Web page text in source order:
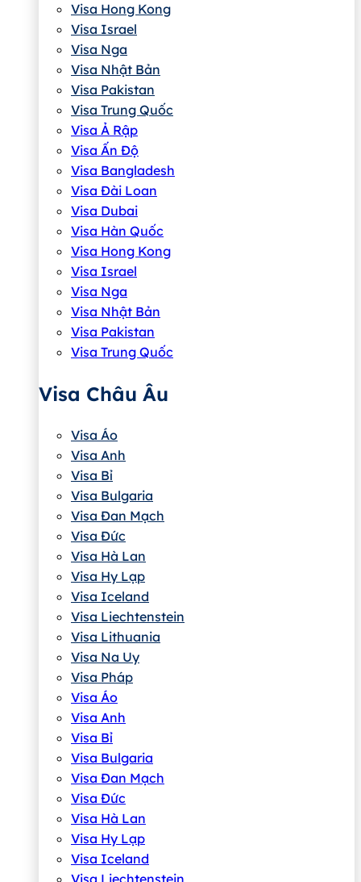
Visa Hong Kong
Visa Israel
Visa Nga
Visa Nhật Bản
Visa Pakistan
Visa Trung Quốc
Visa Ả Rập
Visa Ấn Độ
Visa Bangladesh
Visa Đài Loan
Visa Dubai
Visa Hàn Quốc
Visa Hong Kong
Visa Israel
Visa Nga
Visa Nhật Bản
Visa Pakistan
Visa Trung Quốc
Visa Châu Âu
Visa Áo
Visa Anh
Visa Bỉ
Visa Bulgaria
Visa Đan Mạch
Visa Đức
Visa Hà Lan
Visa Hy Lạp
Visa Iceland
Visa Liechtenstein
Visa Lithuania
Visa Na Uy
Visa Pháp
Visa Áo
Visa Anh
Visa Bỉ
Visa Bulgaria
Visa Đan Mạch
Visa Đức
Visa Hà Lan
Visa Hy Lạp
Visa Iceland